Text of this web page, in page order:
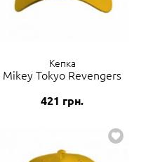
Кепка
Mikey Tokyo Revengers
421 грн.